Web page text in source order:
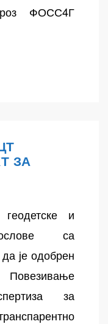
ФОСС4Г
ЗА
и
са
је одобрен
за